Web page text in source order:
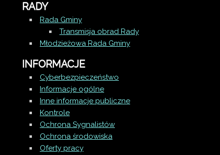
RADY
Rada Gminy
Transmisja obrad Rady
Młodzieżowa Rada Gminy
INFORMACJE
Cyberbezpieczeństwo
Informacje ogólne
Inne informacje publiczne
Kontrole
Ochrona Sygnalistów
Ochrona środowiska
Oferty pracy